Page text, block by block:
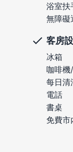
浴室扶
無障礙
客房
冰箱
咖啡機
每日清
電話
書桌
免費市